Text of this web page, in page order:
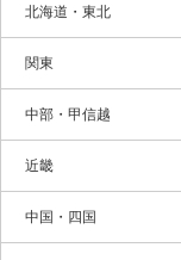
北海道・東北
関東
中部・甲信越
近畿
中国・四国